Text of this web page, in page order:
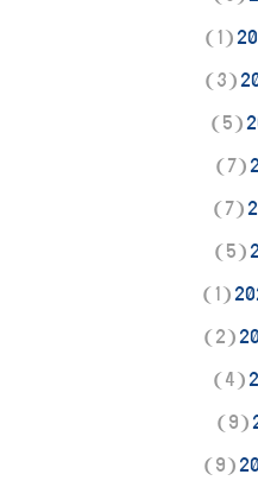
(1)
(3)
(5)
(7)
(7)
(5)
(1)
(2)
(4)
(9)
(9)